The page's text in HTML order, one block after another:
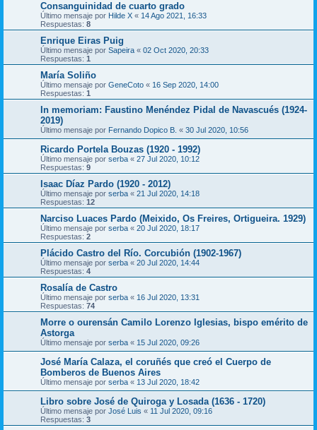
Consanguinidad de cuarto grado
Último mensaje por Hilde X « 14 Ago 2021, 16:33
Respuestas: 8
Enrique Eiras Puig
Último mensaje por Sapeira « 02 Oct 2020, 20:33
Respuestas: 1
María Soliño
Último mensaje por GeneCoto « 16 Sep 2020, 14:00
Respuestas: 1
In memoriam: Faustino Menéndez Pidal de Navascués (1924-
2019)
Último mensaje por Fernando Dopico B. « 30 Jul 2020, 10:56
Ricardo Portela Bouzas (1920 - 1992)
Último mensaje por serba « 27 Jul 2020, 10:12
Respuestas: 9
Isaac Díaz Pardo (1920 - 2012)
Último mensaje por serba « 21 Jul 2020, 14:18
Respuestas: 12
Narciso Luaces Pardo (Meixido, Os Freires, Ortigueira. 1929)
Último mensaje por serba « 20 Jul 2020, 18:17
Respuestas: 2
Plácido Castro del Río. Corcubión (1902-1967)
Último mensaje por serba « 20 Jul 2020, 14:44
Respuestas: 4
Rosalía de Castro
Último mensaje por serba « 16 Jul 2020, 13:31
Respuestas: 74
Morre o ourensán Camilo Lorenzo Iglesias, bispo emérito de
Astorga
Último mensaje por serba « 15 Jul 2020, 09:26
José María Calaza, el coruñés que creó el Cuerpo de
Bomberos de Buenos Aires
Último mensaje por serba « 13 Jul 2020, 18:42
Libro sobre José de Quiroga y Losada (1636 - 1720)
Último mensaje por José Luis « 11 Jul 2020, 09:16
Respuestas: 3